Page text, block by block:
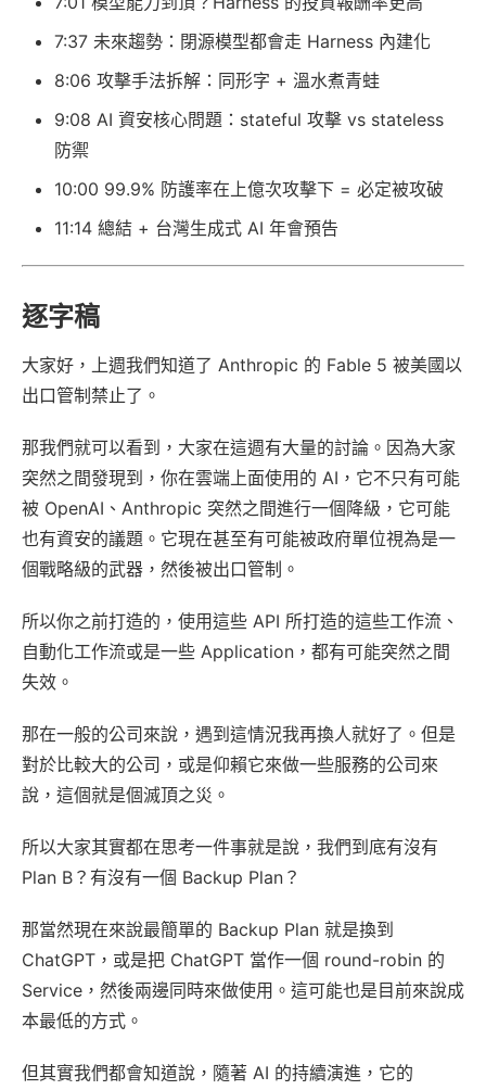
7:37 未來趨勢：閉源模型都會走 Harness 內建化
8:06 攻擊手法拆解：同形字 + 溫水煮青蛙
9:08 AI 資安核心問題：stateful 攻擊 vs stateless
防禦
10:00 99.9% 防護率在上億次攻擊下 = 必定被攻破
11:14 總結 + 台灣生成式 AI 年會預告
逐字稿
大家好，上週我們知道了 Anthropic 的 Fable 5 被美國以
出口管制禁止了。
那我們就可以看到，大家在這週有大量的討論。因為大家
突然之間發現到，你在雲端上面使用的 AI，它不只有可能
被 OpenAI、Anthropic 突然之間進行一個降級，它可能
也有資安的議題。它現在甚至有可能被政府單位視為是一
個戰略級的武器，然後被出口管制。
所以你之前打造的，使用這些 API 所打造的這些工作流、
自動化工作流或是一些 Application，都有可能突然之間
失效。
那在一般的公司來說，遇到這情況我再換人就好了。但是
對於比較大的公司，或是仰賴它來做一些服務的公司來
說，這個就是個滅頂之災。
所以大家其實都在思考一件事就是說，我們到底有沒有
Plan B？有沒有一個 Backup Plan？
那當然現在來說最簡單的 Backup Plan 就是換到
ChatGPT，或是把 ChatGPT 當作一個 round-robin 的
Service，然後兩邊同時來做使用。這可能也是目前來說成
本最低的方式。
但其實我們都會知道說，隨著 AI 的持續演進，它的